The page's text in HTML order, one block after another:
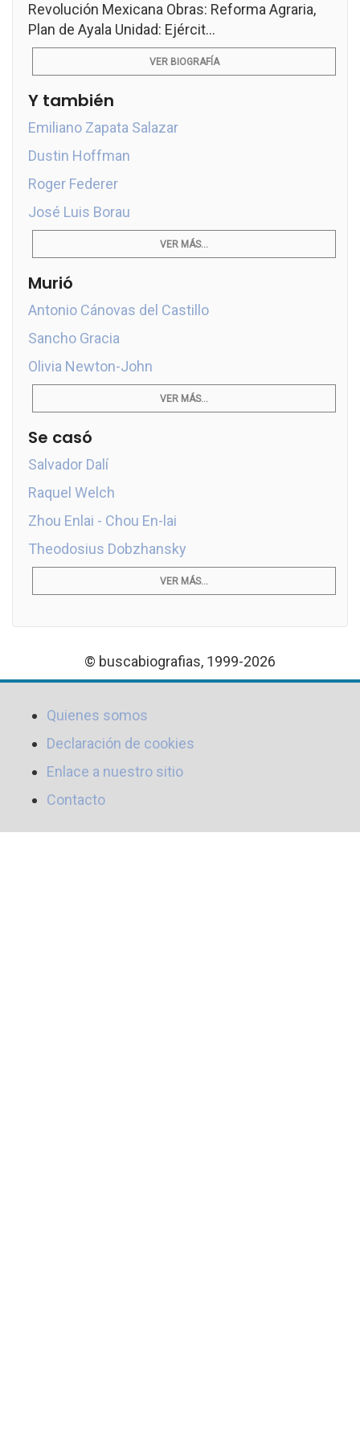
Revolución Mexicana Obras: Reforma Agraria,
Plan de Ayala Unidad: Ejércit...
VER BIOGRAFÍA
Y también
Emiliano Zapata Salazar
Dustin Hoffman
Roger Federer
José Luis Borau
VER MÁS...
Murió
Antonio Cánovas del Castillo
Sancho Gracia
Olivia Newton-John
VER MÁS...
Se casó
Salvador Dalí
Raquel Welch
Zhou Enlai - Chou En-lai
Theodosius Dobzhansky
VER MÁS...
© buscabiografias, 1999-2026
Quienes somos
Declaración de cookies
Enlace a nuestro sitio
Contacto